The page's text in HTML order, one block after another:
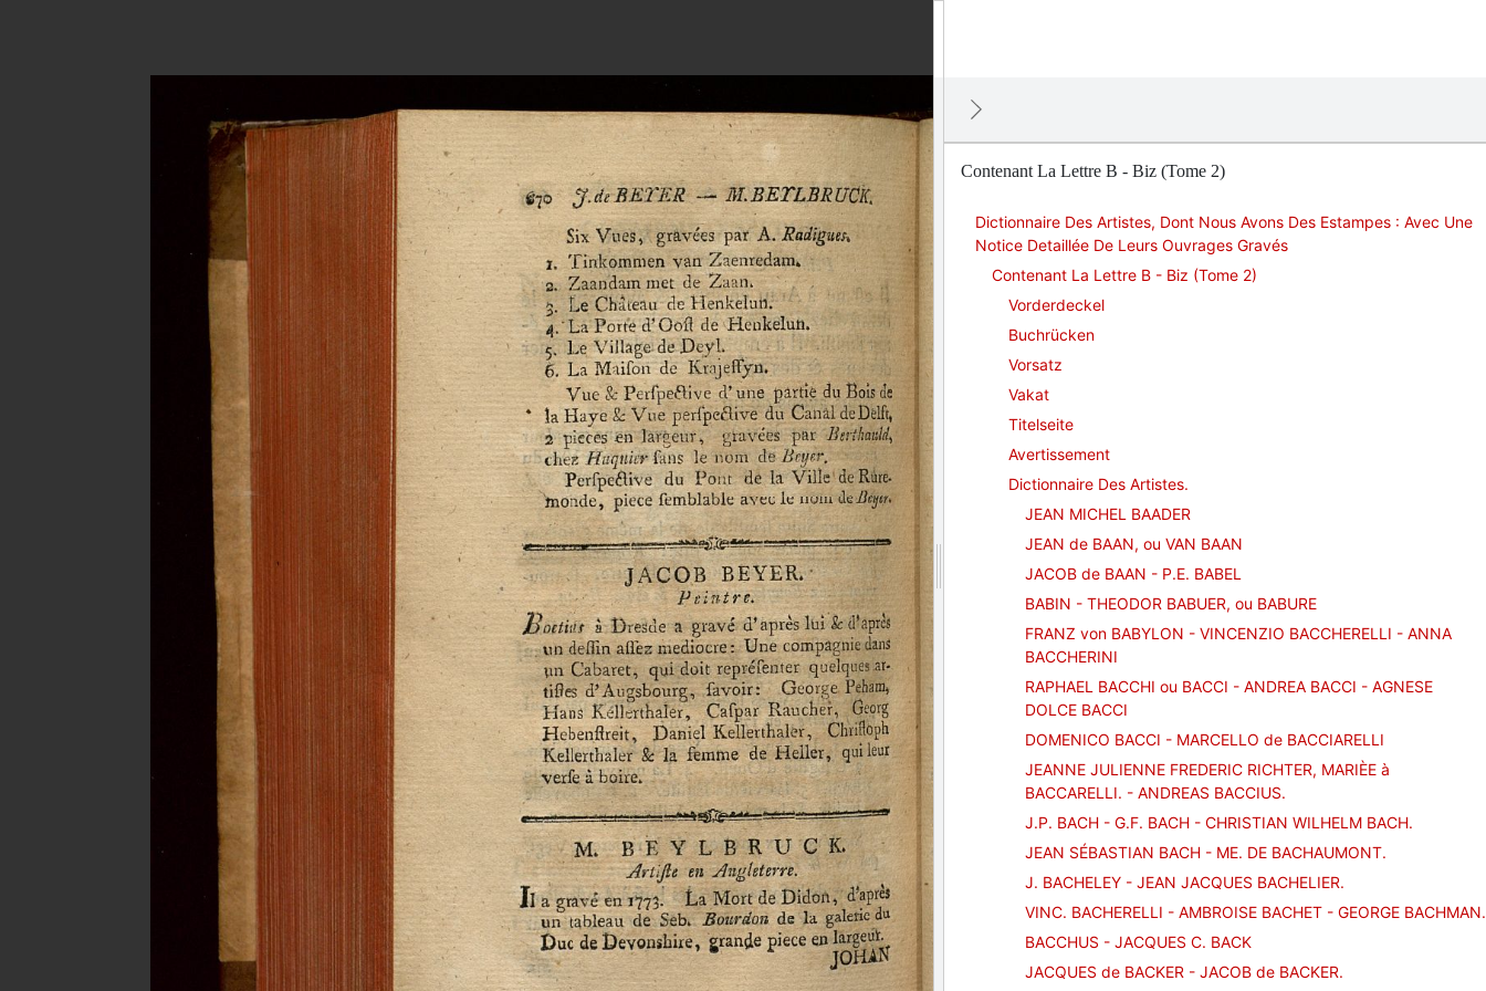
Contenant La Lettre B - Biz (Tome 2)
Dictionnaire Des Artistes, Dont Nous Avons Des Estampes : Avec Une
Notice Detaillée De Leurs Ouvrages Gravés
Contenant La Lettre B - Biz (Tome 2)
Vorderdeckel
Buchrücken
Vorsatz
Vakat
Titelseite
Avertissement
Dictionnaire Des Artistes.
JEAN MICHEL BAADER
JEAN de BAAN, ou VAN BAAN
JACOB de BAAN - P.E. BABEL
BABIN - THEODOR BABUER, ou BABURE
FRANZ von BABYLON - VINCENZIO BACCHERELLI - ANNA
BACCHERINI
RAPHAEL BACCHI ou BACCI - ANDREA BACCI - AGNESE
DOLCE BACCI
DOMENICO BACCI - MARCELLO de BACCIARELLI
JEANNE JULIENNE FREDERIC RICHTER, MARIÈE à
BACCARELLI. - ANDREAS BACCIUS.
J.P. BACH - G.F. BACH - CHRISTIAN WILHELM BACH.
JEAN SÉBASTIAN BACH - ME. DE BACHAUMONT.
J. BACHELEY - JEAN JACQUES BACHELIER.
VINC. BACHERELLI - AMBROISE BACHET - GEORGE BACHMAN.
BACCHUS - JACQUES C. BACK
JACQUES de BACKER - JACOB de BACKER.